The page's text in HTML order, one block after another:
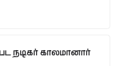
பட நடிகர் காலமானார்